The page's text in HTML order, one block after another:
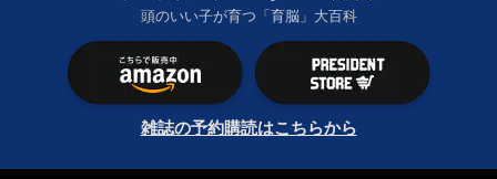
頭のいい子が育つ「育脳」大百科
雑誌の予約購読はこちらから